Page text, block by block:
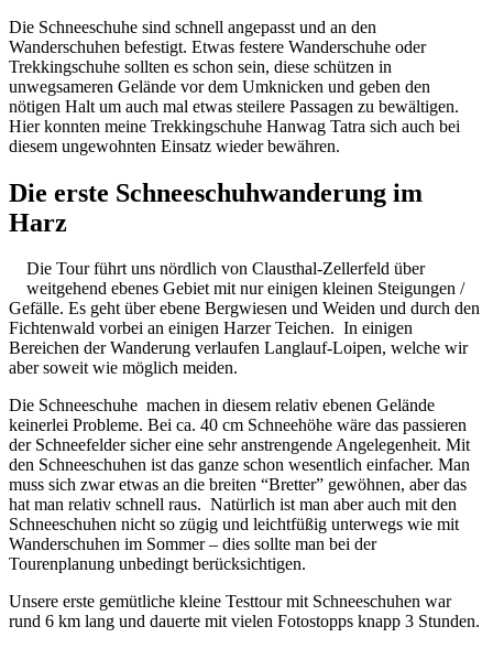
Die Schneeschuhe sind schnell angepasst und an den
Wanderschuhen befestigt. Etwas festere Wanderschuhe oder
Trekkingschuhe sollten es schon sein, diese schützen in
unwegsameren Gelände vor dem Umknicken und geben den
nötigen Halt um auch mal etwas steilere Passagen zu bewältigen.
Hier konnten meine Trekkingschuhe Hanwag Tatra sich auch bei
diesem ungewohnten Einsatz wieder bewähren.
Die erste Schneeschuhwanderung im
Harz
Die Tour führt uns nördlich von Clausthal-Zellerfeld über
weitgehend ebenes Gebiet mit nur einigen kleinen Steigungen /
Gefälle. Es geht über ebene Bergwiesen und Weiden und durch den
Fichtenwald vorbei an einigen Harzer Teichen. In einigen
Bereichen der Wanderung verlaufen Langlauf-Loipen, welche wir
aber soweit wie möglich meiden.
Die Schneeschuhe machen in diesem relativ ebenen Gelände
keinerlei Probleme. Bei ca. 40 cm Schneehöhe wäre das passieren
der Schneefelder sicher eine sehr anstrengende Angelegenheit. Mit
den Schneeschuhen ist das ganze schon wesentlich einfacher. Man
muss sich zwar etwas an die breiten “Bretter” gewöhnen, aber das
hat man relativ schnell raus. Natürlich ist man aber auch mit den
Schneeschuhen nicht so zügig und leichtfüßig unterwegs wie mit
Wanderschuhen im Sommer – dies sollte man bei der
Tourenplanung unbedingt berücksichtigen.
Unsere erste gemütliche kleine Testtour mit Schneeschuhen war
rund 6 km lang und dauerte mit vielen Fotostopps knapp 3 Stunden.